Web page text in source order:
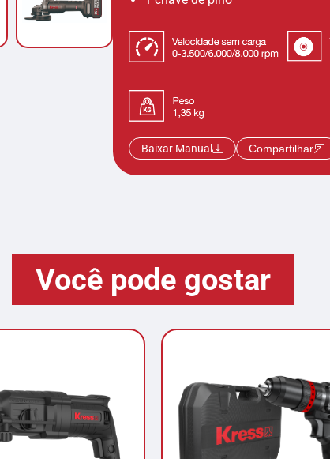
Baixar Manual Compartilhar
Você pode gostar